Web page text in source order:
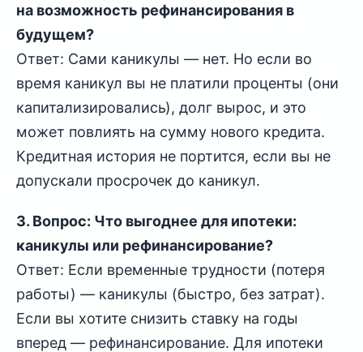
на возможность рефинансирования в
будущем?
Ответ: Сами каникулы — нет. Но если во
время каникул вы не платили проценты (они
капитализировались), долг вырос, и это
может повлиять на сумму нового кредита.
Кредитная история не портится, если вы не
допускали просрочек до каникул.
3. Вопрос: Что выгоднее для ипотеки:
каникулы или рефинансирование?
Ответ: Если временные трудности (потеря
работы) — каникулы (быстро, без затрат).
Если вы хотите снизить ставку на годы
вперед — рефинансирование. Для ипотеки